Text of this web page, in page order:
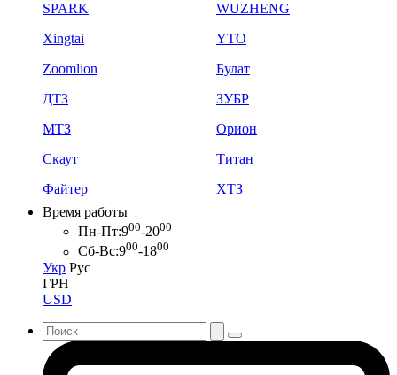
SPARK
WUZHENG
Xingtai
YTO
Zoomlion
Булат
ДТЗ
ЗУБР
МТЗ
Орион
Скаут
Титан
Файтер
ХТЗ
Время работы
Пн-Пт:900-2000
Сб-Вс:900-1800
Укр Рус
ГРН
USD